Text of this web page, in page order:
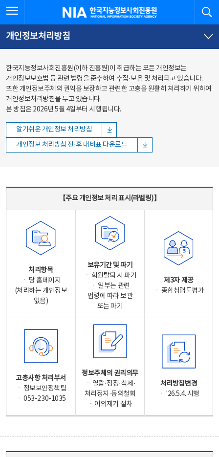
바로가기
바로가기
한국지능정보사회진흥원
개인정보처리방침
한국지능정보사회진흥원(이하 진흥원)이 취급하는 모든 개인정보는
개인정보보호법 등 관련 법령을 준수하여 수집·보유 및 처리되고 있습니다.
또한 개인정보주체의 권익을 보장하고 관련한 고충을 원활히 처리하기 위하여
개인정보처리방침을 두고 있습니다.
본 방침은 2026년 5월 4일부터 시행됩니다.
알기쉬운 개인정보 처리방침
개인정보 처리방침 전·후 대비표 다운로드
【주요 개인정보 처리 표시(라벨링)】
처리항목
ㆍ 당 홈페이지
(처리하는 개인정보
없음)
보유기간 및 파기
ㆍ 회원탈퇴 시 파기
ㆍ 일부는 관련
법령에 따라 보관
또는 파기
제3자 제공
ㆍ 종합청렴도평가
고충사항 처리부서
ㆍ 정보보안정책팀
ㆍ 053-230-1035
정보주체의 권리의무
ㆍ 열람·정정·삭제·
처리정지·동의철회
ㆍ이의제기 절차
처리방침변경
ㆍ '26.5.4. 시행